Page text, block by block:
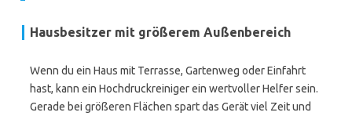
Hausbesitzer mit größerem Außenbereich
Wenn du ein Haus mit Terrasse, Gartenweg oder Einfahrt
hast, kann ein Hochdruckreiniger ein wertvoller Helfer sein.
Gerade bei größeren Flächen spart das Gerät viel Zeit und